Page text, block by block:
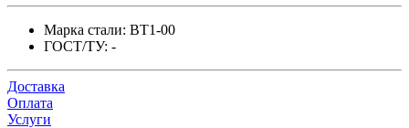
Марка стали: ВТ1-00
ГОСТ/ТУ: -
Доставка
Оплата
Услуги